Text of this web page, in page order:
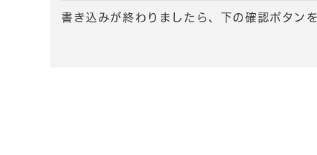
書き込みが終わりましたら、下の確認ボタン